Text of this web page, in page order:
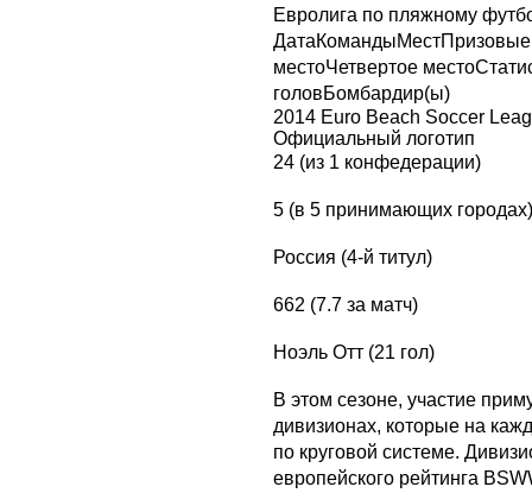
Евролига по пляжному
ДатаКомандыМестПризовые
местоЧетвертое
головБомбардир(ы)
2014 Euro Beach Soccer
Официальный логотип
24 (из 1 конфедерации)
5 (в 5 принимающих городах)
Россия (4-й титул)
662 (7.7 за матч)
Ноэль Отт (21 гол)
В этом сезоне, участие
дивизионах, которые на
по круговой системе.
европейского рейтинга